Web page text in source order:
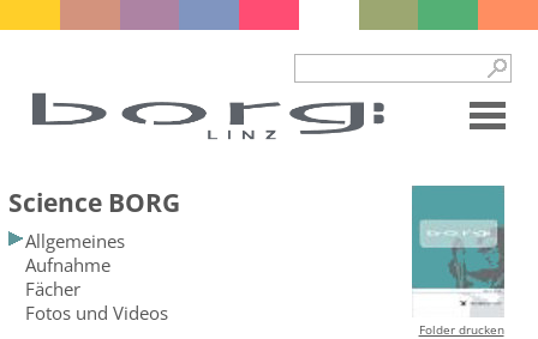
Science BORG
Allgemeines
Aufnahme
Fächer
Fotos und Videos
Folder drucken